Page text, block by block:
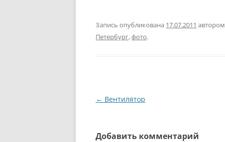
чтобы сделать эти кадры.
Запись опубликована 17.07.2011 автором
Петербург,фото.
Навигация
← Вентилятор
Добавить комментарий